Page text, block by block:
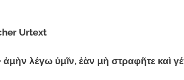
Urtext
ἀμὴν λέγω ὑμῖν, ἐὰν μὴ στραφῆτε καὶ